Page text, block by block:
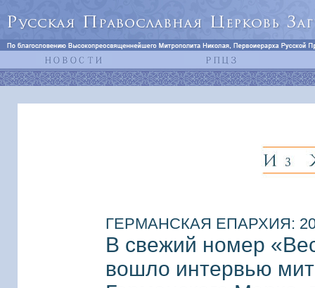
ГЕРМАНСКАЯ ЕПАРХИЯ: 20
В свежий номер
вошло интервью